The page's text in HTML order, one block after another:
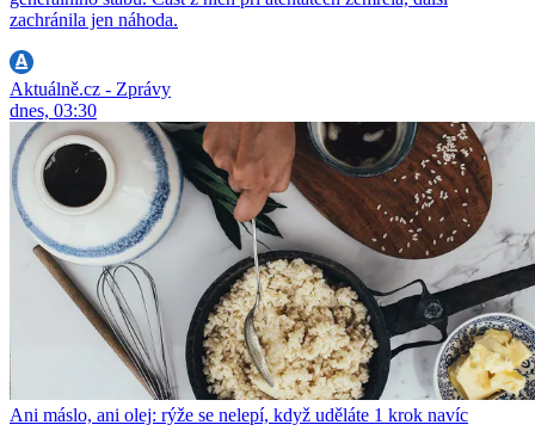
zachránila jen náhoda.
Aktuálně.cz - Zprávy
dnes, 03:30
Ani máslo, ani olej: rýže se nelepí, když uděláte 1 krok navíc